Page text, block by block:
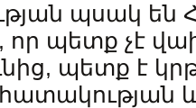
պսակ են
որ պետք չէ
պետք է